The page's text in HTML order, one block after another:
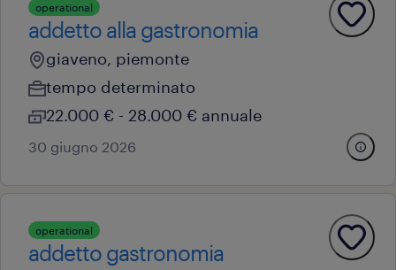
operational
addetto alla gastronomia
giaveno, piemonte
tempo determinato
22.000 € - 28.000 € annuale
30 giugno 2026
operational
addetto gastronomia